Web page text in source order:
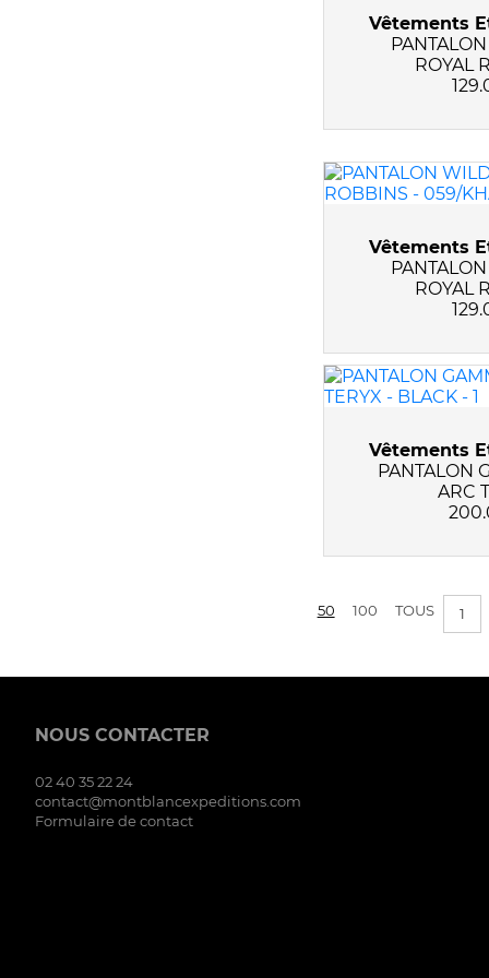
Vêtements
ROYAL
Vêtements
ROYAL
Vêtements
PANTALON
ARC
50 100 TOUS 1
NOUS CONTACTER
02 40 35 22 24
contact@montblancexpeditions.com
Formulaire de contact